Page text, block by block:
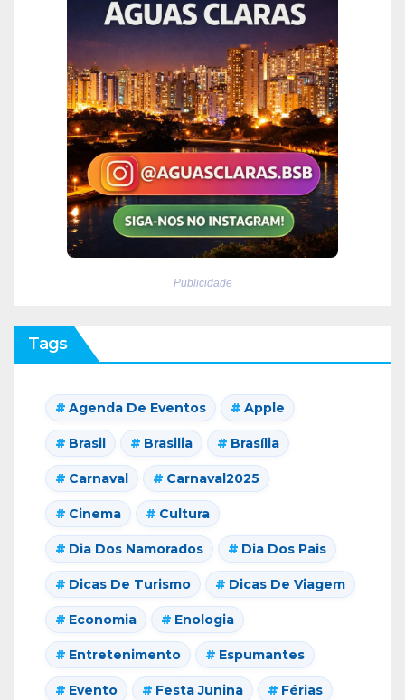
Publicidade
Tags
Agenda De Eventos Apple
Brasil Brasilia Brasília
Carnaval Carnaval2025
Cinema Cultura
Dia Dos Namorados Dia Dos Pais
Dicas De Turismo Dicas De Viagem
Economia Enologia
Entretenimento Espumantes
Evento Festa Junina Férias